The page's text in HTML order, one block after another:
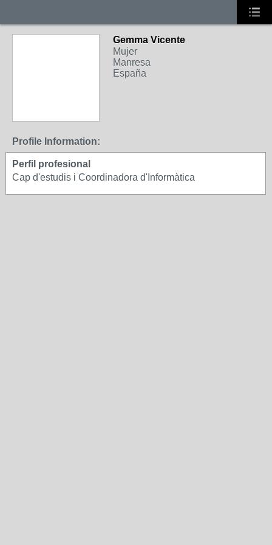
Gemma Vicente
Mujer
Manresa
España
Profile Information:
Perfil profesional
Cap d'estudis i Coordinadora d'Informàtica